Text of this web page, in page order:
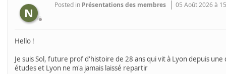
N
Posted in Présentations des membres 05 Août 2026 à
Hello !
Je suis Sol, future prof d'histoire de 28 ans qui vit à Lyon depuis
études et Lyon ne m'a jamais laissé repartir